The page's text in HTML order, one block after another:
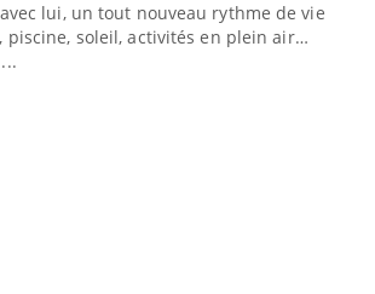
lui, un tout nouveau rythme de vie !
piscine, soleil, activités en plein air…